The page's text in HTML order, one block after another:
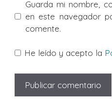
Guarda mi nombre,
en este navegador
comente.
He leído y acepto la